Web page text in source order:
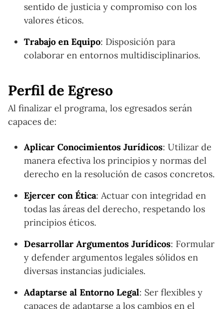
sentido de justicia y compromiso con los
valores éticos.
Trabajo en Equipo: Disposición para
colaborar en entornos multidisciplinarios.
Perfil de Egreso
Al finalizar el programa, los egresados serán
capaces de:
Aplicar Conocimientos Jurídicos: Utilizar de
manera efectiva los principios y normas del
derecho en la resolución de casos concretos.
Ejercer con Ética: Actuar con integridad en
todas las áreas del derecho, respetando los
principios éticos.
Desarrollar Argumentos Jurídicos: Formular
y defender argumentos legales sólidos en
diversas instancias judiciales.
Adaptarse al Entorno Legal: Ser flexibles y
capaces de adaptarse a los cambios en el